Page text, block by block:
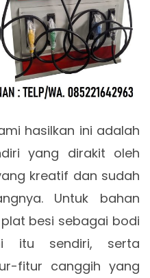
hasilkan ini adalah
yang dirakit oleh
kreatif dan sudah
Untuk bahan
besi sebagai bodi
itu sendiri, serta
fitur canggih yang